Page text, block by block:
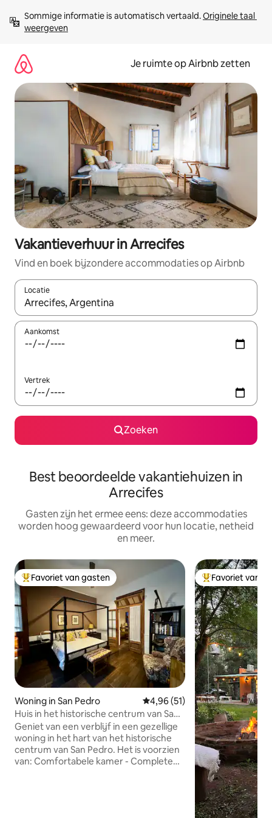
direct
naar
Sommige informatie is automatisch vertaald. Originele taal
weergeven
Je ruimte op Airbnb zetten
Vakantieverhuur in Arrecifes
Vind en boek bijzondere accommodaties op Airbnb
Locatie
Wanneer er suggesties beschikbaar zijn, maak je een keuze
Aankomst
Vertrek
Zoeken
Best beoordeelde vakantiehuizen in
Arrecifes
Gasten zijn het ermee eens: deze accommodaties
worden hoog gewaardeerd voor hun locatie, netheid
en meer.
Topfavoriet van gasten
Favoriet van gasten
Woning in San Pedro Gemiddelde beoordeling van
4,96 (51)
Huis in het historische centrum van San
Pedro
Geniet van een verblijf in een gezellige
woning in het hart van het historische
centrum van San Pedro. Het is voorzien
van: Comfortabele kamer - Complete
Topfavoriet van
Favoriet van